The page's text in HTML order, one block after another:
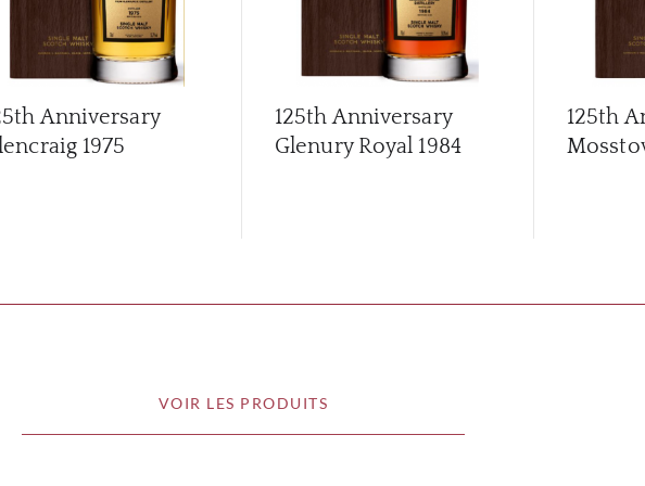
Anniversary
1975
125th Anniversary
Glenury Royal 1984
125th
VOIR LES PRODUITS